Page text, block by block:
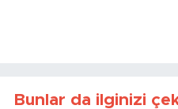
Bunlar da ilginizi